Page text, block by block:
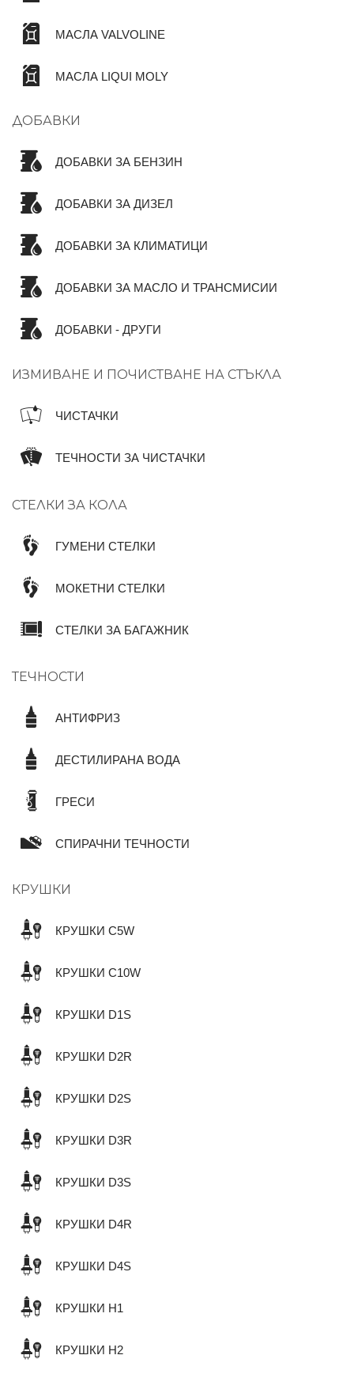
МАСЛА VALVOLINE
МАСЛА LIQUI MOLY
ДОБАВКИ
ДОБАВКИ ЗА БЕНЗИН
ДОБАВКИ ЗА ДИЗЕЛ
ДОБАВКИ ЗА КЛИМАТИЦИ
ДОБАВКИ ЗА МАСЛО И ТРАНСМИСИИ
ДОБАВКИ - ДРУГИ
ИЗМИВАНЕ И ПОЧИСТВАНЕ НА СТЪКЛА
ЧИСТАЧКИ
ТЕЧНОСТИ ЗА ЧИСТАЧКИ
СТЕЛКИ ЗА КОЛА
ГУМЕНИ СТЕЛКИ
МОКЕТНИ СТЕЛКИ
СТЕЛКИ ЗА БАГАЖНИК
ТЕЧНОСТИ
АНТИФРИЗ
ДЕСТИЛИРАНА ВОДА
ГРЕСИ
СПИРАЧНИ ТЕЧНОСТИ
КРУШКИ
КРУШКИ C5W
КРУШКИ C10W
КРУШКИ D1S
КРУШКИ D2R
КРУШКИ D2S
КРУШКИ D3R
КРУШКИ D3S
КРУШКИ D4R
КРУШКИ D4S
КРУШКИ H1
КРУШКИ H2